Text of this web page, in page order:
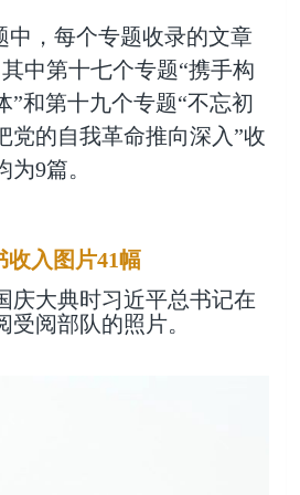
中，每个专题收录的文章
中第十七个专题“携手构
”和第十九个专题“不忘初
党的自我革命推向深入”收
为9篇。
收入图片41幅
庆大典时习近平总书记在
阅部队的照片。